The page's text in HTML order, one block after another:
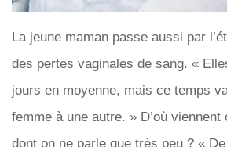
La jeune maman passe aussi par
des pertes vaginales de sang. «
jours en moyenne, mais ce temps
femme à une autre. » D’où
dont on ne parle que très peu ? «